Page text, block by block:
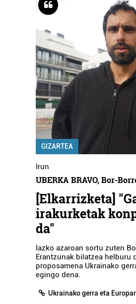
GIZARTEA
Irun
UBERKA BRAVO, Bor-
[Elkarrizketa]
irakurketak
da"
Iazko azaroan sortu zuten
Erantzunak bilatzea helburu
proposamena Ukrainako
egingo dena.
Ukrainako gerra eta